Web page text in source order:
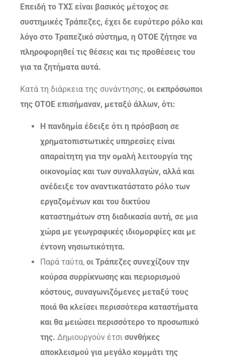
Επειδή το ΤΧΣ είναι βασικός μέτοχος σε
συστημικές Τράπεζες, έχει δε ευρύτερο ρόλο και
λόγο στο Τραπεζικό σύστημα, η ΟΤΟΕ ζήτησε να
πληροφορηθεί τις θέσεις και τις προθέσεις του
για τα ζητήματα αυτά.
Κατά τη διάρκεια της συνάντησης, οι εκπρόσωποι
της ΟΤΟΕ επισήμαναν, μεταξύ άλλων, ότι:
Η πανδημία έδειξε ότι η πρόσβαση σε
χρηματοπιστωτικές υπηρεσίες είναι
απαραίτητη για την ομαλή λειτουργία της
οικονομίας και των συναλλαγών, αλλά και
ανέδειξε τον αναντικατάστατο ρόλο των
εργαζομένων και του δικτύου
καταστημάτων στη διαδικασία αυτή, σε μια
χώρα με γεωγραφικές ιδιομορφίες και με
έντονη νησιωτικότητα.
Παρά ταύτα, οι Τράπεζες συνεχίζουν την
κούρσα συρρίκνωσης και περιορισμού
κόστους, συναγωνιζόμενες μεταξύ τους
ποιά θα κλείσει περισσότερα καταστήματα
και θα μειώσει περισσότερο το προσωπικό
της. Δημιουργούν έτσι συνθήκες
αποκλεισμού για μεγάλο κομμάτι της